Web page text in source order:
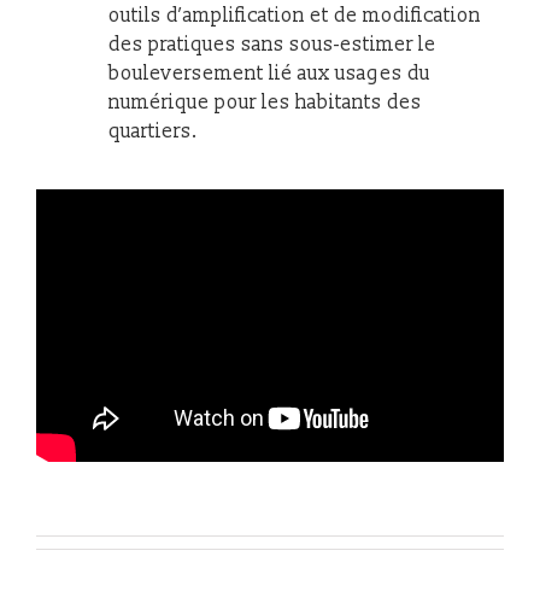
outils d’amplification et de modification
des pratiques sans sous-estimer le
bouleversement lié aux usages du
numérique pour les habitants des
quartiers.